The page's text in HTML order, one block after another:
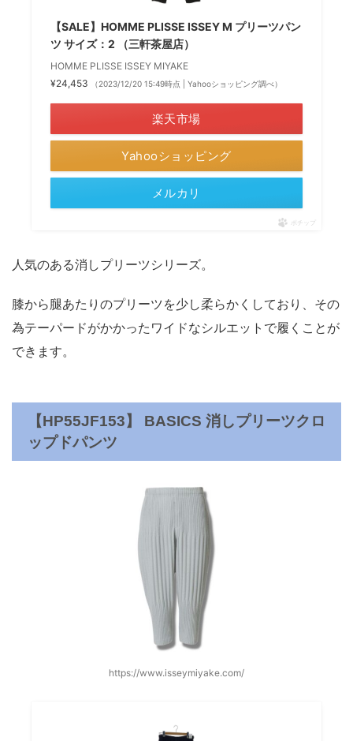
【SALE】HOMME PLISSE ISSEY M プリーツパン
ツ サイズ：2 （三軒茶屋店）
HOMME PLISSE ISSEY MIYAKE
¥24,453
（2023/12/20 15:49時点 | Yahooショッピング調べ）
楽天市場
Yahooショッピング
メルカリ
ポチップ
人気のある消しプリーツシリーズ。
膝から腿あたりのプリーツを少し柔らかくしており、その
為テーパードがかかったワイドなシルエットで履くことが
できます。
【HP55JF153】 BASICS 消しプリーツクロ
ップドパンツ
https://www.isseymiyake.com/